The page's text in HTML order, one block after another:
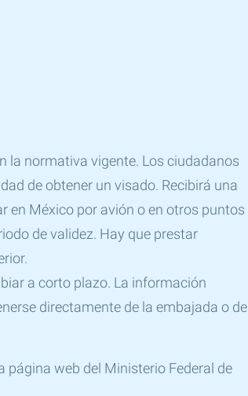
la normativa vigente. Los ciudadanos
de obtener un visado. Recibirá una
en México por avión o en otros puntos
de validez. Hay que prestar
a corto plazo. La información
directamente de la embajada o de
web del Ministerio Federal de